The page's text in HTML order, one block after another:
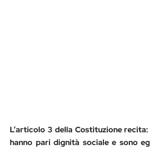
L’articolo 3 della Costituzione
hanno pari dignità sociale e sono